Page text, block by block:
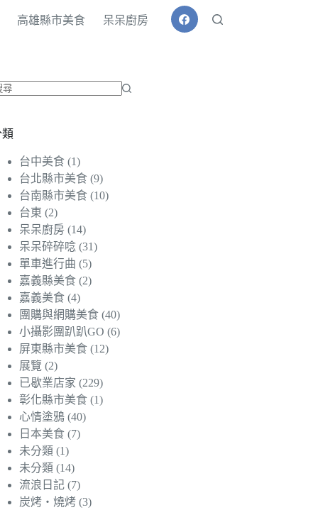
高雄縣市美食 呆呆廚房
台中美食 (1)
台北縣市美食 (9)
台南縣市美食 (10)
台東 (2)
呆呆廚房 (14)
呆呆碎碎唸 (31)
單車進行曲 (5)
嘉義縣美食 (2)
嘉義美食 (4)
團購與網購美食 (40)
小攝影團趴趴GO (6)
屏東縣市美食 (12)
展覽 (2)
已歇業店家 (229)
彰化縣市美食 (1)
心情塗鴉 (40)
日本美食 (7)
未分類 (1)
未分類 (14)
流浪日記 (7)
炭烤‧燒烤 (3)